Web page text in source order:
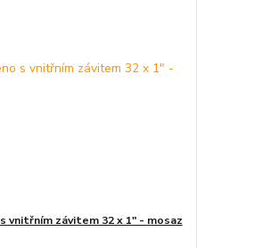
vnitřním závitem 32 x 1" - mosaz